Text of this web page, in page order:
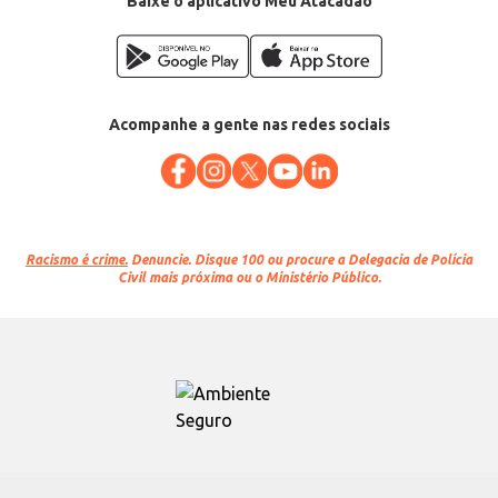
Acompanhe a gente nas redes sociais
Racismo é crime. Denuncie. Disque 100 ou procure a Delegacia de Polícia
Civil mais próxima ou o Ministério Público.